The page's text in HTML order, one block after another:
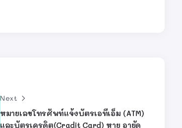
Next
หมายเลขโทรศัพท์แจ้งบัตรเอทีเอ็ม (ATM)
และบัตรเครดิต(Cradit Card) หาย อายัด